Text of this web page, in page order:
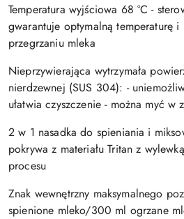
Temperatura wyjściowa 68 °C -
gwarantuje optymalną temperaturę i
przegrzaniu mleka
Nieprzywierająca wytrzymała
nierdzewnej (SUS 304): -
ułatwia czyszczenie - można myć w
2 w 1 nasadka do spieniania i
pokrywa z materiału Tritan z
procesu
Znak wewnętrzny maksymalnego
spienione mleko/300 ml ogrzane